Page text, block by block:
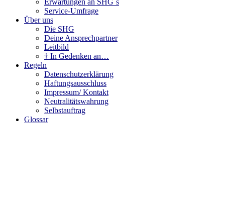
Service-Umfrage
Über uns
Die SHG
Deine Ansprechpartner
Leitbild
† In Gedenken an…
Regeln
Datenschutzerklärung
Haftungsausschluss
Impressum/ Kontakt
Neutralitätswahrung
Selbstauftrag
Glossar